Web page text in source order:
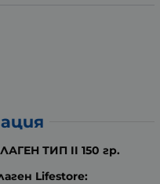
ТИП II 150 гр.
Lifestore: